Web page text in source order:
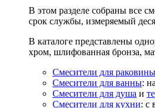
В этом разделе собраны все
срок службы, измеряемый
В каталоге представлены
хром, шлифованная бронза,
Смесители для раковины
Смесители для ванны:
Смесители для душа и
Смесители для кухни: с